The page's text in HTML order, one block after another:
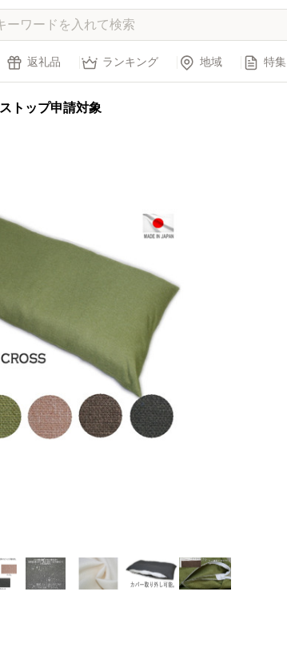
返礼品 ランキング 地域 特集
トップ申請対象